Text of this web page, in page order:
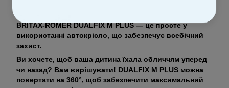
BRITAX-ROMER DUALFIX M PLUS — це просте у
використанні автокрісло, що забезпечує всебічний
захист.
Ви хочете, щоб ваша дитина їхала обличчям уперед
чи назад? Вам вирішувати! DUALFIX M PLUS можна
повертати на 360°, щоб забезпечити максимальний